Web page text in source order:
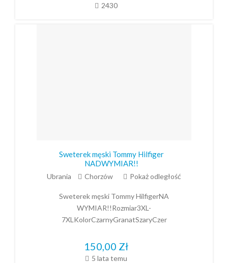
2430
Sweterek męski Tommy Hilfiger
NADWYMIAR!!
Ubrania Chorzów Pokaż odległość
Sweterek męski Tommy HilfigerNA
WYMIAR!!Rozmiar3XL-
7XLKolorCzarnyGranatSzaryCzer
150,00 Zł
5 lata temu